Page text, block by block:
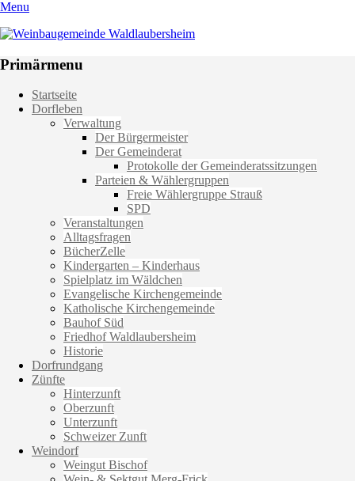
Menu
Weinbaugemeinde Waldlaubersheim
Primärmenu
Weiter
zum
Startseite
Dorfleben
Verwaltung
Der Bürgermeister
Der Gemeinderat
Protokolle der Gemeinderatssitzungen
Parteien & Wählergruppen
Freie Wählergruppe Strauß
SPD
Veranstaltungen
Alltagsfragen
BücherZelle
Kindergarten – Kinderhaus
Spielplatz im Wäldchen
Evangelische Kirchengemeinde
Katholische Kirchengemeinde
Bauhof Süd
Friedhof Waldlaubersheim
Historie
Dorfrundgang
Zünfte
Hinterzunft
Oberzunft
Unterzunft
Schweizer Zunft
Weindorf
Weingut Bischof